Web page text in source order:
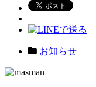
お知らせ